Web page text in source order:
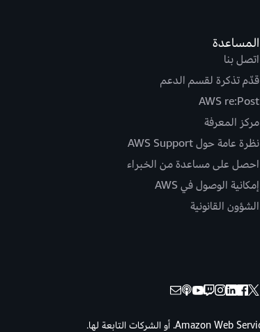
المساعدة
اتصل بنا
قدّم تذكرة لقسم الدعم
AWS re:Post
مركز المعرفة
نظرة عامة حول AWS Support
احصل على مساعدة من الخبراء
إمكانية الوصول في AWS
الشؤون القانونية
حقوق الطبع والنشر © لعام 2026 لصالح شركة Amazon Web Services, Inc. أو الشركات التابعة لها.